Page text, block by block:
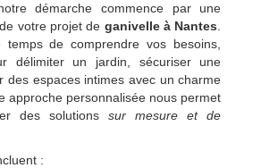
démarche commence par une
votre projet de ganivelle à Nantes
temps de comprendre vos besoins,
délimiter un jardin, sécuriser une
des espaces intimes avec un charme
approche personnalisée nous permet
des solutionssur mesure et de
: